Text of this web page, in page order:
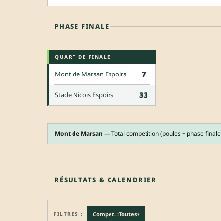
PHASE FINALE
QUART DE FINALE
Mont de Marsan Espoirs 7
Stade Nicois Espoirs 33
Mont de Marsan — Total competition (poules + phase
RÉSULTATS & CALENDRIER
FILTRES : Compet. :Toutes▾